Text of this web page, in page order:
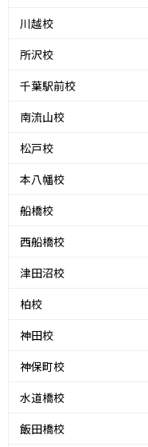
川越校
所沢校
千葉駅前校
南流山校
松戸校
本八幡校
船橋校
西船橋校
津田沼校
柏校
神田校
神保町校
水道橋校
飯田橋校